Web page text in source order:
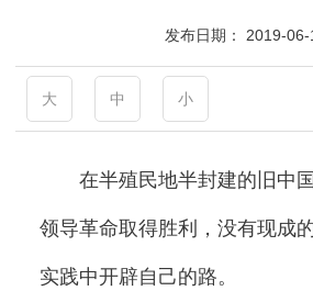
发布日期： 2019-06-
大 中 小
在半殖民地半封建的旧中
领导革命取得胜利，没有现成
实践中开辟自己的路。